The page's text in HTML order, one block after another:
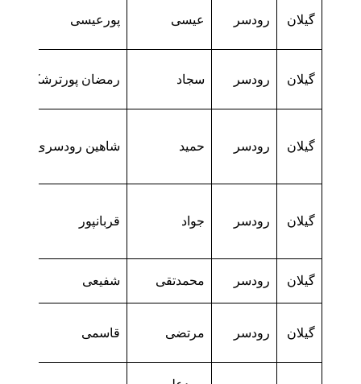
گیلان رودسر عیسی پورعیسی
گیلان رودسر سجاد رمضان پورترشکوه
گیلان رودسر حمید شاهین رودسری
گیلان رودسر جواد قربانپور
گیلان رودسر محمدتقی شفیعی
گیلان رودسر مرتضی قاسمی